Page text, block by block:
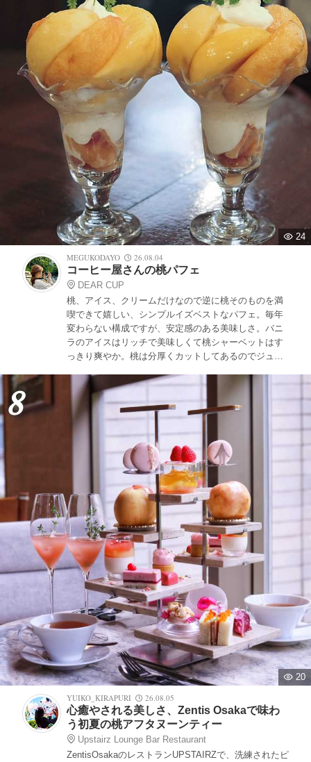
24
MEGUKODAYO
26.08.04
コーヒー屋さんの桃パフェ
DEAR CUP
桃、アイス、クリームだけなので逆に桃そのものを満
喫できて嬉しい、シンプルイズベストなパフェ。毎年
変わらない構成ですが、安定感のある美味しさ。バニ
ラのアイスはリッチで美味しくて桃シャーベットはす
っきり爽やか。桃は分厚くカットしてあるのでジュー
に合うものが見つかります。
8
20
YUIKO_KIRAPURI
26.08.05
心癒やされる美しさ、Zentis Osakaで味わ
う初夏の桃アフタヌーンティー
Upstairz Lounge Bar Restaurant
ZentisOsakaのレストランUPSTAIRZで、洗練されたピ